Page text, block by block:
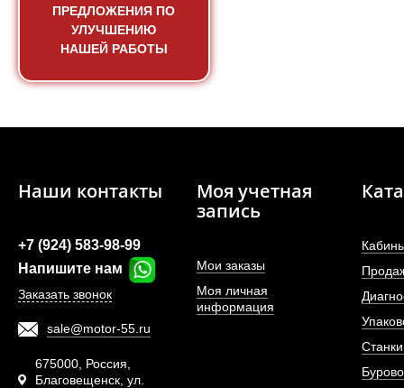
ПРЕДЛОЖЕНИЯ ПО
УЛУЧШЕНИЮ
НАШЕЙ РАБОТЫ
Наши контакты
+7 (924) 583-98-99
Напишите нам
Заказать звонок
sale@motor-55.ru
675000, Россия,
Благовещенск, ул.
Моя учетная
запись
Мои заказы
Моя личная
информация